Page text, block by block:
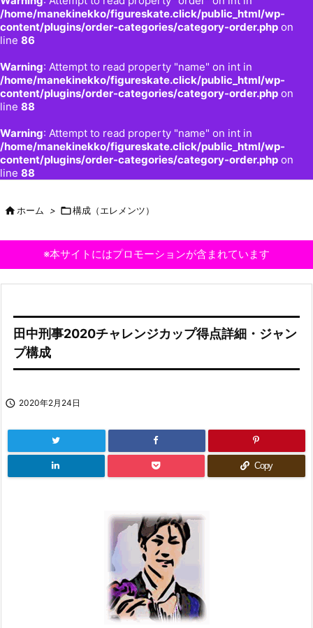
/home/manekinekko/figureskate.click/public_html/wp-
content/plugins/order-categories/category-order.php on
line 86
Warning: Attempt to read property "name" on int in
/home/manekinekko/figureskate.click/public_html/wp-
content/plugins/order-categories/category-order.php on
line 88
Warning: Attempt to read property "name" on int in
/home/manekinekko/figureskate.click/public_html/wp-
content/plugins/order-categories/category-order.php on
line 88
ホーム > 構成（エレメンツ）
※本サイトにはプロモーションが含まれています
田中刑事2020チャレンジカップ得点詳細・ジャン
プ構成
 2020年2月24日
Copy